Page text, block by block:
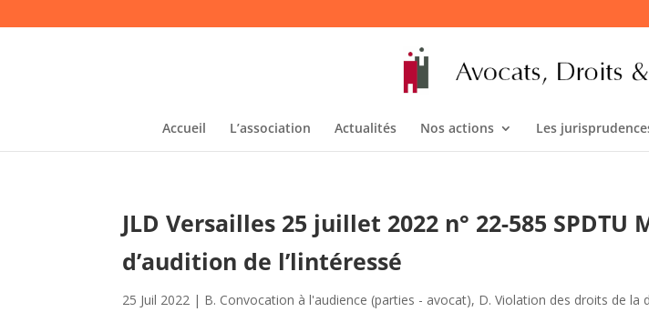
Accueil L’association Actualités Nos actions Les
JLD Versailles 25 juillet 2022 n° 22-585 SPDTU
d’audition de l’lintéressé
25 Juil 2022 | B. Convocation à l'audience (parties - avocat), D. Violation des droits de la